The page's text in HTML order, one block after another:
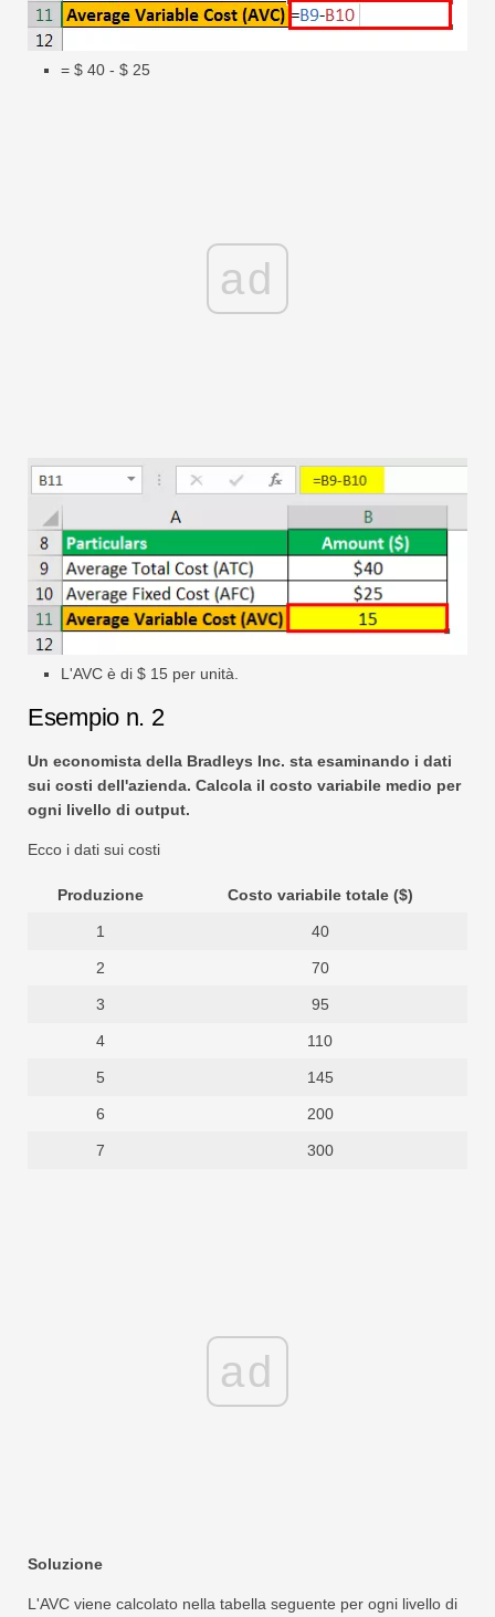
= $ 40 - $ 25
ad
L'AVC è di $ 15 per unità.
Esempio n. 2
Un economista della Bradleys Inc. sta esaminando i dati
sui costi dell'azienda. Calcola il costo variabile medio per
ogni livello di output.
Ecco i dati sui costi
Produzione Costo variabile totale ($)
1 40
2 70
3 95
4 110
5 145
6 200
7 300
ad
Soluzione
L'AVC viene calcolato nella tabella seguente per ogni livello di